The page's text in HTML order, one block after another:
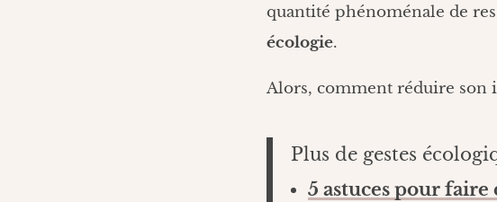
quantité phénoménale de
écologie.
Alors, comment réduire son
Plus de gestes
5 astuces pour faire